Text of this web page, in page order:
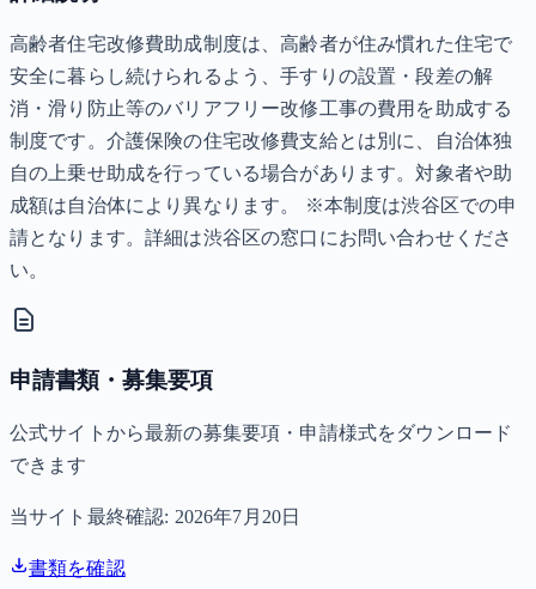
高齢者住宅改修費助成制度は、高齢者が住み慣れた住宅で
安全に暮らし続けられるよう、手すりの設置・段差の解
消・滑り防止等のバリアフリー改修工事の費用を助成する
制度です。介護保険の住宅改修費支給とは別に、自治体独
自の上乗せ助成を行っている場合があります。対象者や助
成額は自治体により異なります。 ※本制度は渋谷区での申
請となります。詳細は渋谷区の窓口にお問い合わせくださ
い。
申請書類・募集要項
公式サイトから最新の募集要項・申請様式をダウンロード
できます
当サイト最終確認: 2026年7月20日
書類を確認